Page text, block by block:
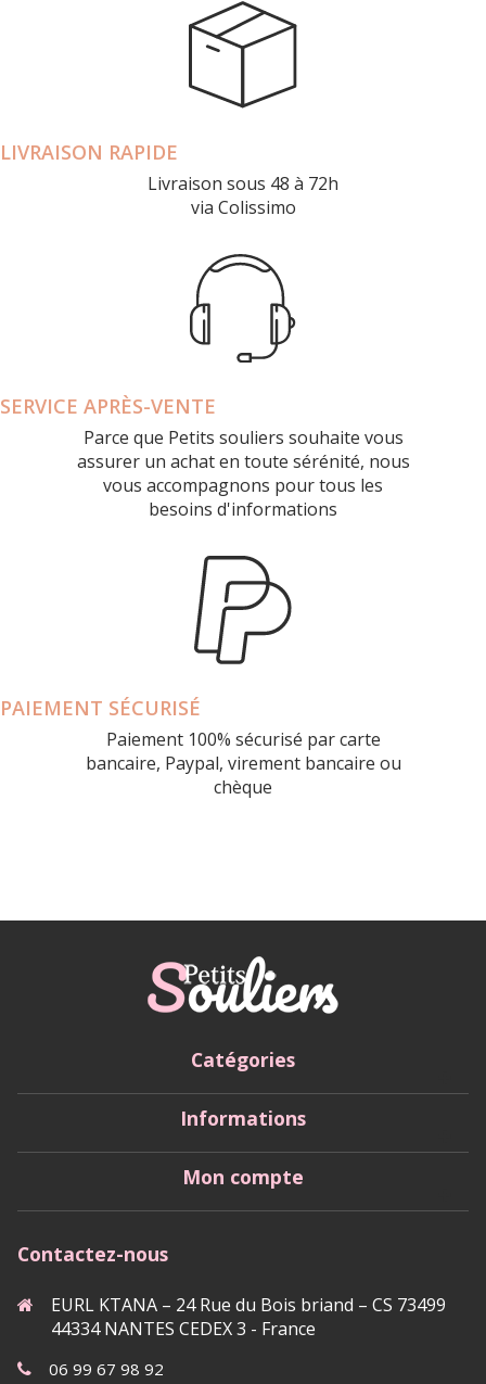
LIVRAISON RAPIDE
Livraison sous 48 à 72h
via Colissimo
SERVICE APRÈS-VENTE
Parce que Petits souliers souhaite vous
assurer un achat en toute sérénité, nous
vous accompagnons pour tous les
besoins d'informations
PAIEMENT SÉCURISÉ
Paiement 100% sécurisé par carte
bancaire, Paypal, virement bancaire ou
chèque
Catégories
Informations
Mon compte
Contactez-nous
EURL KTANA – 24 Rue du Bois briand – CS 73499
44334 NANTES CEDEX 3 - France
06 99 67 98 92